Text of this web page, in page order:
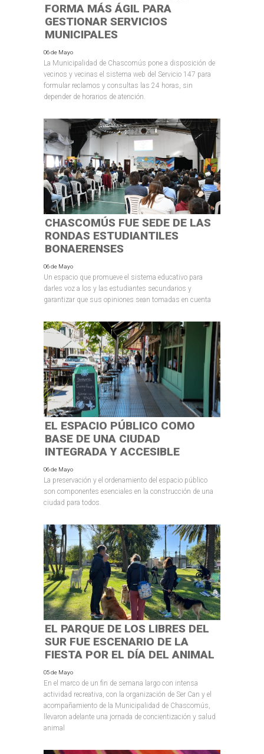
FORMA MÁS ÁGIL PARA
GESTIONAR SERVICIOS
MUNICIPALES
06 de Mayo
La Municipalidad de Chascomús pone a disposición de
vecinos y vecinas el sistema web del Servicio 147 para
formular reclamos y consultas las 24 horas, sin
depender de horarios de atención.
CHASCOMÚS FUE SEDE DE LAS
RONDAS ESTUDIANTILES
BONAERENSES
06 de Mayo
Un espacio que promueve el sistema educativo para
darles voz a los y las estudiantes secundarios y
garantizar que sus opiniones sean tomadas en cuenta
EL ESPACIO PÚBLICO COMO
BASE DE UNA CIUDAD
INTEGRADA Y ACCESIBLE
06 de Mayo
La preservación y el ordenamiento del espacio público
son componentes esenciales en la construcción de una
ciudad para todos.
EL PARQUE DE LOS LIBRES DEL
SUR FUE ESCENARIO DE LA
FIESTA POR EL DÍA DEL ANIMAL
05 de Mayo
En el marco de un fin de semana largo con intensa
actividad recreativa, con la organización de Ser Can y el
acompañamiento de la Municipalidad de Chascomús,
llevaron adelante una jornada de concientización y salud
animal